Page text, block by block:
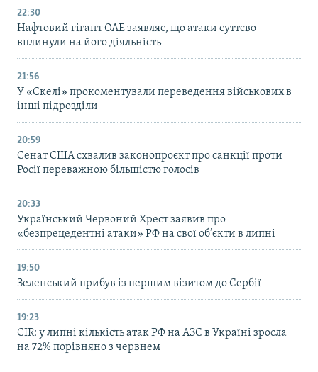
22:30
Нафтовий гігант ОАЕ заявляє, що атаки суттєво
вплинули на його діяльність
21:56
У «Скелі» прокоментували переведення військових в
інші підрозділи
20:59
Cенат США схвалив законопроєкт про санкції проти
Росії переважною більшістю голосів
20:33
Український Червоний Хрест заявив про
«безпрецедентні атаки» РФ на свої об’єкти в липні
19:50
Зеленський прибув із першим візитом до Сербії
19:23
CIR: у липні кількість атак РФ на АЗС в Україні зросла
на 72% порівняно з червнем